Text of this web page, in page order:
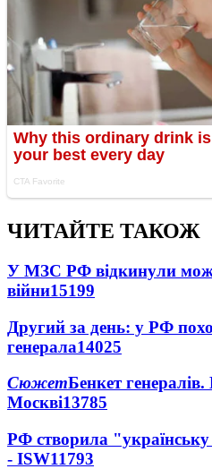
ЧИТАЙТЕ ТАКОЖ
У МЗС РФ відкинули
війни15199
Другий за день: у РФ
генерала14025
СюжетБенкет
Москві13785
РФ створила
- ISW11793